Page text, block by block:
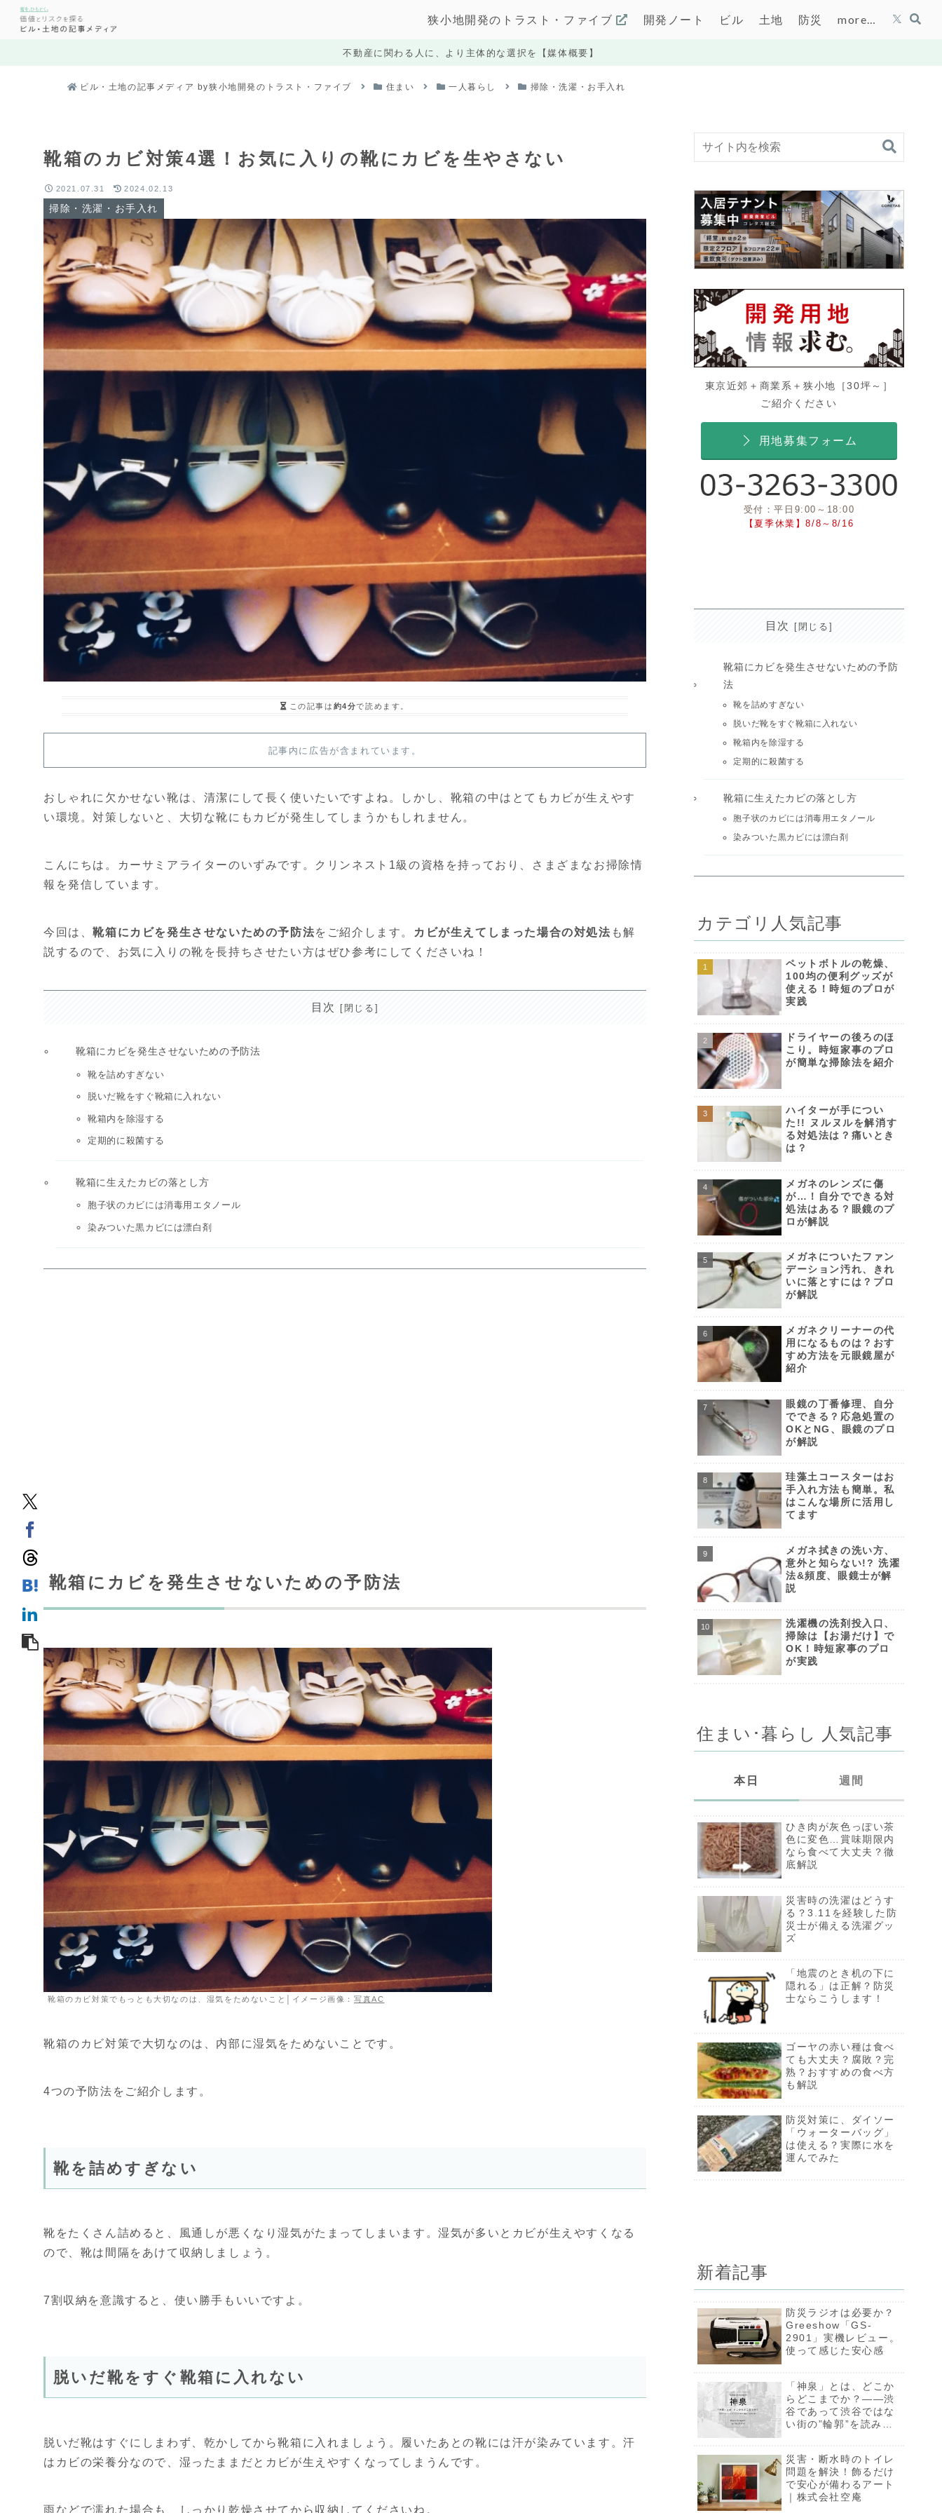
狭小地開発のトラスト・ファイブ 開発ノート ビル 土地 防災 more…
不動産に関わる人に、より主体的な選択を【媒体概要】
ビル・土地の記事メディア by狭小地開発のトラスト・ファイブ 住まい 一人暮らし 掃除・洗濯・お手入れ
靴箱のカビ対策4選！お気に入りの靴にカビを生やさない
掃除・洗濯・お手入れ
2021.07.31 2024.02.13
この記事は 約4分で読めます。
記事内に広告が含まれています。
おしゃれに欠かせない靴は、清潔にして長く使いたいですよね。しかし、靴箱の中はとてもカビが生えやす
い環境。対策しないと、大切な靴にもカビが発生してしまうかもしれません。
こんにちは。カーサミアライターのいずみです。クリンネスト1級の資格を持っており、さまざまなお掃除情
報を発信しています。
今回は、靴箱にカビを発生させないための予防法をご紹介します。 カビが生えてしまった場合の対処法 も解
説するので、お気に入りの靴を長持ちさせたい方はぜひ参考にしてくださいね！
目次
靴箱にカビを発生させないための予防法
靴を詰めすぎない
脱いだ靴をすぐ靴箱に入れない
靴箱内を除湿する
定期的に殺菌する
靴箱に生えたカビの落とし方
胞子状のカビには消毒用エタノール
染みついた黒カビには漂白剤
靴箱にカビを発生させないための予防法
靴箱のカビ対策でもっとも大切なのは、湿気をためないこと│イメージ画像： 写真AC
靴箱のカビ対策で大切なのは、内部に湿気をためないことです。
4つの予防法をご紹介します。
靴を詰めすぎない
靴をたくさん詰めると、風通しが悪くなり湿気がたまってしまいます。湿気が多いとカビが生えやすくなる
ので、靴は間隔をあけて収納しましょう。
7割収納を意識すると、使い勝手もいいですよ。
脱いだ靴をすぐ靴箱に入れない
脱いだ靴はすぐにしまわず、乾かしてから靴箱に入れましょう。履いたあとの靴には汗が染みています。汗
はカビの栄養分なので、湿ったままだとカビが生えやすくなってしまうんです。
雨などで濡れた場合も、しっかり乾燥させてから収納してくださいね。
東京近郊＋商業系＋狭小地［30坪～］
ご紹介ください
用地募集フォーム
受付：平日9:00～18:00
【夏季休業】8/8～8/16
目次
靴箱にカビを発生させないための予防
法
靴を詰めすぎない
脱いだ靴をすぐ靴箱に入れない
靴箱内を除湿する
定期的に殺菌する
靴箱に生えたカビの落とし方
胞子状のカビには消毒用エタノール
染みついた黒カビには漂白剤
カテゴリ人気記事
ペットボトルの乾燥、
100均の便利グッズが
使える！時短のプロが
実践
ドライヤーの後ろのほ
こり。時短家事のプロ
が簡単な掃除法を紹介
ハイターが手につい
た!! ヌルヌルを解消す
る対処法は？痛いとき
は？
メガネのレンズに傷
が…！自分でできる対
処法はある？眼鏡のプ
ロが解説
メガネについたファン
デーション汚れ、きれ
いに落とすには？プロ
が解説
メガネクリーナーの代
用になるものは？おす
すめ方法を元眼鏡屋が
紹介
眼鏡の丁番修理、自分
でできる？応急処置の
OKとNG、眼鏡のプロ
が解説
珪藻土コースターはお
手入れ方法も簡単。私
はこんな場所に活用し
てます
メガネ拭きの洗い方、
意外と知らない!? 洗濯
法&頻度、眼鏡士が解
説
洗濯機の洗剤投入口、
掃除は【お湯だけ】で
OK！時短家事のプロ
が実践
住まい･暮らし 人気記事
本日
ひき肉が灰色っぽい茶
色に変色…賞味期限内
なら食べて大丈夫？徹
底解説
災害時の洗濯はどうす
る？3.11を経験した防
災士が備える洗濯グッ
ズ
「地震のとき机の下に
隠れる」は正解？防災
士ならこうします！
ゴーヤの赤い種は食べ
ても大丈夫？腐敗？完
熟？おすすめの食べ方
も解説
防災対策に、ダイソー
「ウォーターバッグ」
は使える？実際に水を
運んでみた
週間
ひき肉が灰色っぽい茶
色に変色…賞味期限内
なら食べて大丈夫？徹
底解説
防災対策に、ダイソー
「ウォーターバッグ」
は使える？実際に水を
運んでみた
災害時の洗濯はどうす
る？3.11を経験した防
災士が備える洗濯グッ
ズ
ゴーヤの赤い種は食べ
ても大丈夫？腐敗？完
熟？おすすめの食べ方
も解説
ウィンディor気象庁、
台風予報を正確に知る
には？【防災士解説】
新着記事
防災ラジオは必要か？
Greeshow「GS-
2901」実機レビュー。
使って感じた安心感
「神泉」とは、どこか
らどこまでか？――渋
谷であって渋谷ではな
い街の”輪郭”を読み解
災害・断水時のトイレ
問題を解決！飾るだけ
で安心が備わるアート
｜株式会社空庵